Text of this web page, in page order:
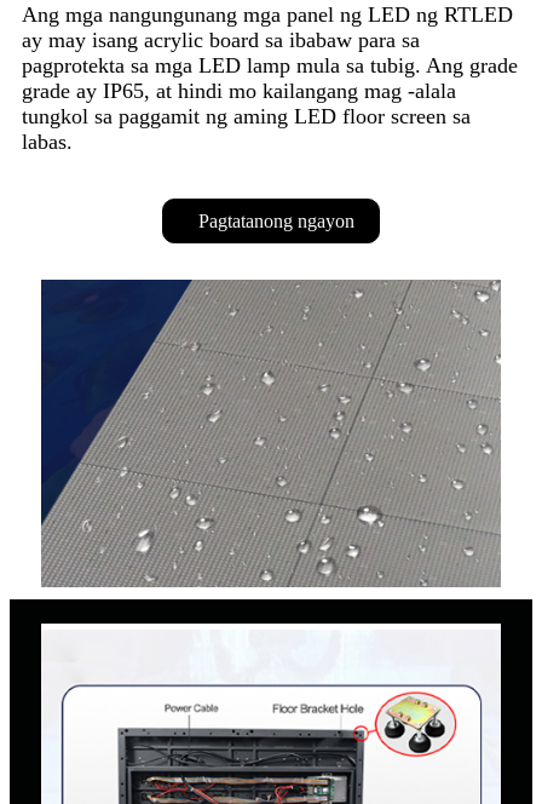
Ang mga nangungunang mga panel ng LED ng RTLED
ay may isang acrylic board sa ibabaw para sa
pagprotekta sa mga LED lamp mula sa tubig. Ang grade
grade ay IP65, at hindi mo kailangang mag -alala
tungkol sa paggamit ng aming LED floor screen sa
labas.
Pagtatanong ngayon